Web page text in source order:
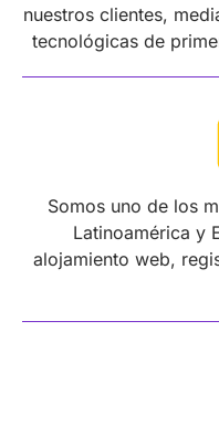
nuestros clientes,
tecnológicas de
Somos uno de los
Latinoamérica y
alojamiento web,